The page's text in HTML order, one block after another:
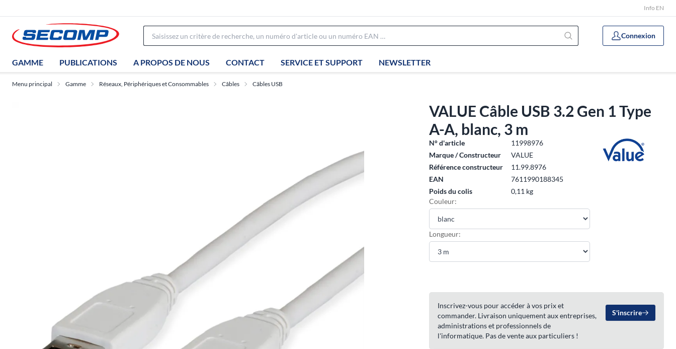
Info EN
Connexion
GAMME PUBLICATIONS A PROPOS DE NOUS CONTACT SERVICE ET SUPPORT NEWSLETTER
Menu principal Gamme Réseaux, Périphériques et Consommables Câbles Câbles USB
VALUE Câble USB 3.2 Gen 1 Type
A-A, blanc, 3 m
N° d'article
11998976
Marque / Constructeur
VALUE
Référence constructeur
11.99.8976
EAN
7611990188345
Poids du colis
0,11 kg
Couleur:
Longueur:
Inscrivez-vous pour accéder à vos prix et
commander. Livraison uniquement aux entreprises,
administrations et professionnels de
l'informatique. Pas de vente aux particuliers !
S'inscrire